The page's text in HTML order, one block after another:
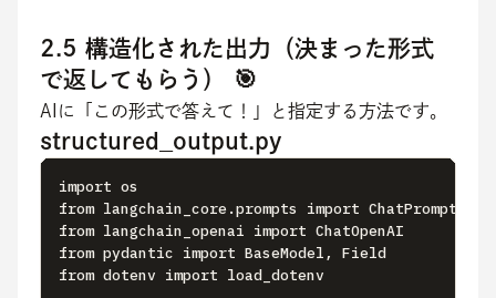
2.5 構造化された出力（決まった形式
で返してもらう） 🎯
AIに「この形式で答えて！」と指定する方法です。
structured_output.py
import os
from langchain_core.prompts import
from langchain_openai import ChatOpenAI
from pydantic import BaseModel, Field
from dotenv import load_dotenv